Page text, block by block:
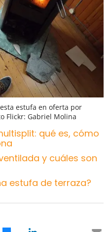
estufa en oferta por
Flickr: Gabriel Molina
qué es, cómo
y cuáles son
estufa de terraza?